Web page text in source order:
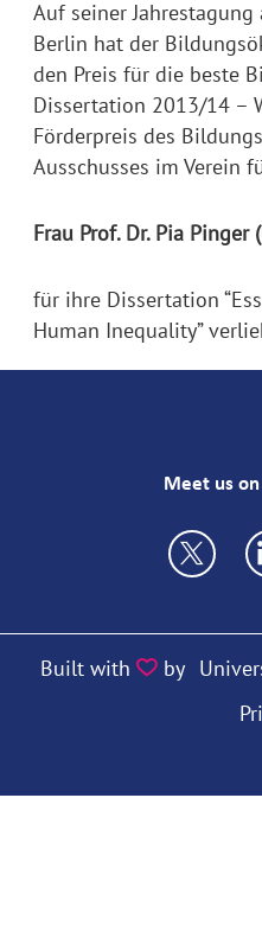
Auf seiner
Berlin hat der
den Preis für die beste
Dissertation 2013/14 –
Förderpreis des
Ausschusses im Verein
Frau Prof. Dr. Pia
für ihre Dissertation
Human Inequality”
Meet us
Built with by